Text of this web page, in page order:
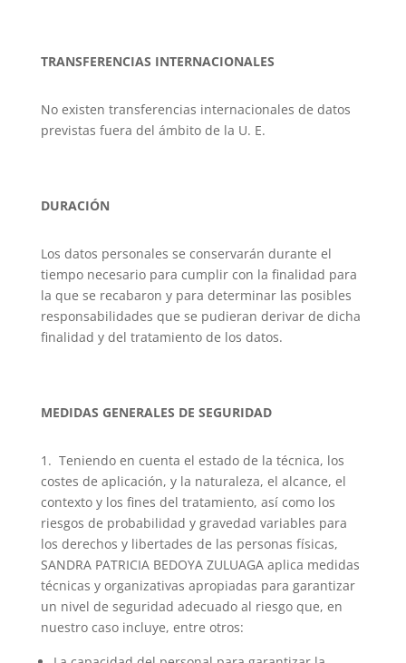
TRANSFERENCIAS INTERNACIONALES
No existen transferencias internacionales de datos
previstas fuera del ámbito de la U. E.
DURACIÓN
Los datos personales se conservarán durante el
tiempo necesario para cumplir con la finalidad para
la que se recabaron y para determinar las posibles
responsabilidades que se pudieran derivar de dicha
finalidad y del tratamiento de los datos.
MEDIDAS GENERALES DE SEGURIDAD
1. Teniendo en cuenta el estado de la técnica, los
costes de aplicación, y la naturaleza, el alcance, el
contexto y los fines del tratamiento, así como los
riesgos de probabilidad y gravedad variables para
los derechos y libertades de las personas físicas,
SANDRA PATRICIA BEDOYA ZULUAGA aplica medidas
técnicas y organizativas apropiadas para garantizar
un nivel de seguridad adecuado al riesgo que, en
nuestro caso incluye, entre otros: